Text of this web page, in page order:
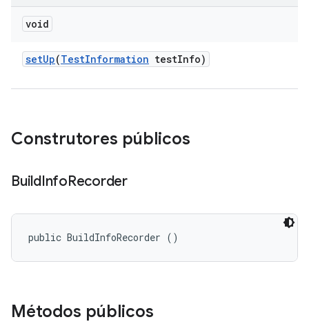
void
setUp(TestInformation testInfo)
Construtores públicos
BuildInfoRecorder
public BuildInfoRecorder ()
Métodos públicos